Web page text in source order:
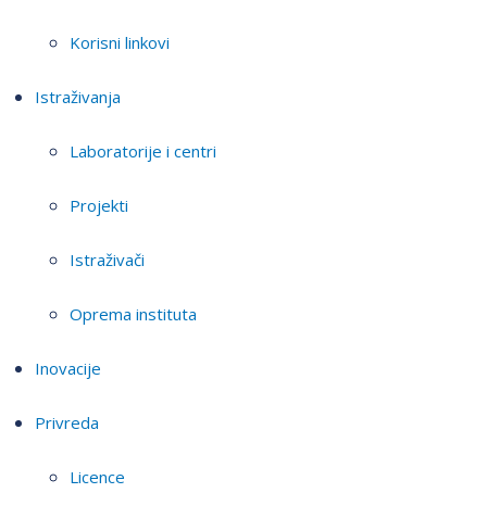
Korisni linkovi
Istraživanja
Laboratorije i centri
Projekti
Istraživači
Oprema instituta
Inovacije
Privreda
Licence